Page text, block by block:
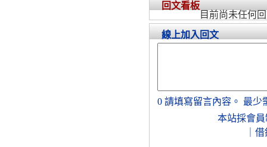
回文看板
目前尚未任何
線上加入回文
0 請填寫留言內容。 最少
本站採會員
借